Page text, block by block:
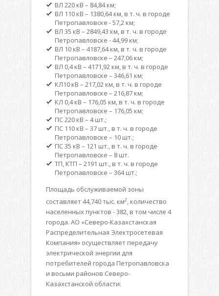
ВЛ 220 кВ – 84,84 км;
ВЛ 110 кВ – 1380,64 км, в т. ч. в городе
Петропавловске - 57,2 км;
ВЛ 35 кВ – 2849,43 км, в т. ч. в городе
Петропавловске - 44,99 км;
ВЛ 10 кВ – 4187,64 км, в т. ч. в городе
Петропавловске – 247,06 км;
ВЛ 0,4 кВ – 4171,92 км, в т. ч. в городе
Петропавловске – 346,61 км;
КЛ10 кВ – 217,02 км, в т. ч. в городе
Петропавловске – 216,87 км;
КЛ 0,4 кВ – 176,05 км, в т. ч. в городе
Петропавловске – 176,05 км;
ПС 220 кВ – 4 шт.;
ПС 110 кВ – 37 шт., в т. ч. в городе
Петропавловске – 10 шт.;
ПС 35 кВ – 121 шт., в т. ч. в городе
Петропавловске – 8 шт.
ТП, КТП – 2191 шт., в т. ч. в городе
Петропавловске – 364 шт.;
Площадь обслуживаемой зоны
составляет 44,740 тыс. км2, количество
населенных пунктов - 382, в том числе 4
города. АО «Северо-Казахстанская
Распределительная Электросетевая
Компания» осуществляет передачу
электрической энергии для
потребителей города Петропавловска
и восьми районов Северо-
Казахстанской области: